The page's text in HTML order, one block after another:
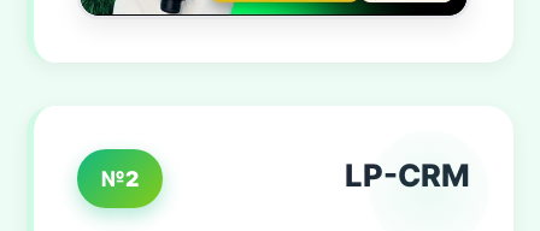
№2 LP-CRM